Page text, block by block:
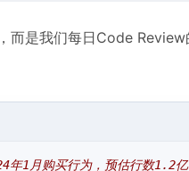
而是我们每日Code
年1月购买行为，预估行数1.2